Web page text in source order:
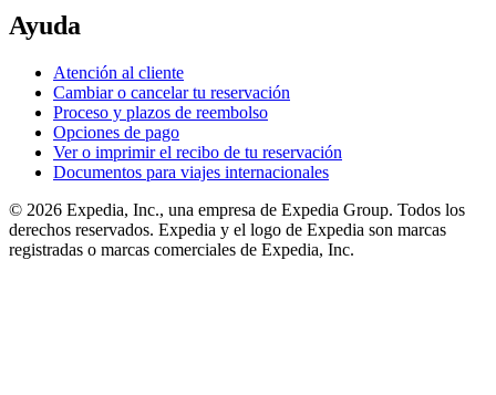
Ayuda
Atención al cliente
Cambiar o cancelar tu reservación
Proceso y plazos de reembolso
Opciones de pago
Ver o imprimir el recibo de tu reservación
Documentos para viajes internacionales
© 2026 Expedia, Inc., una empresa de Expedia Group. Todos los
derechos reservados. Expedia y el logo de Expedia son marcas
registradas o marcas comerciales de Expedia, Inc.